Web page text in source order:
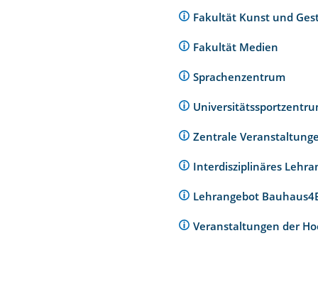
Fakultät Kunst und
Fakultät Medien
Sprachenzentrum
Zentrale
Interdisziplinäres
Lehrangebot
Veranstaltungen der